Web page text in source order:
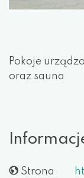
Pokoje
oraz sauna
Strona